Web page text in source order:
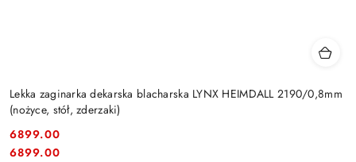
Lekka zaginarka dekarska blacharska LYNX HEIMDALL 2190/0,8mm
(nożyce, stół, zderzaki)
Cena:
6899.00
Cena:
6899.00